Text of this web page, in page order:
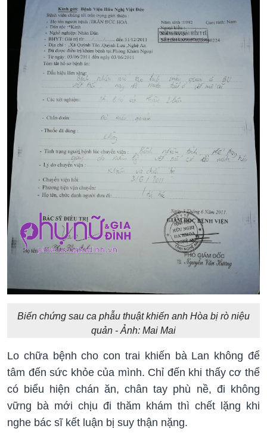
Biến chứng sau ca phẫu thuật khiến anh Hòa bị rò niệu
quản - Ảnh: Mai Mai
Lo chữa bệnh cho con trai khiến bà Lan không để
tâm đến sức khỏe của mình. Chỉ đến khi thấy cơ thể
có biểu hiện chán ăn, chân tay phù nề, đi không
vững bà mới chịu đi thăm khám thì chết lặng khi
nghe bác sĩ kết luận bị suy thận nặng.